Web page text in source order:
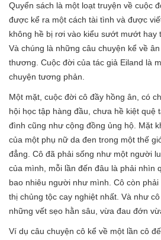
Quyển sách là một loạt truyện về cuộc
được kể ra một cách tài tình và được
không hề bị rơi vào kiểu sướt mướt hay
Và chúng là những câu chuyện kể về
thương. Cuộc đời của tác giả Eiland là
chuyện tương phản.
Một mặt, cuộc đời cô đầy hồng ân, có
hội học tập hàng đầu, chưa hề kiệt quệ
đình cũng như cộng đồng ủng hộ. Mặt
của một phụ nữ da đen trong một thế
đẳng. Cô đã phải sống như một người
của mình, mỗi lần đến đâu là phải nhìn
bao nhiêu người như mình. Cô còn
thị chủng tộc cay nghiệt nhất. Và như
những vết sẹo hằn sâu, vừa đau đớn
Ví dụ câu chuyện cô kể về một lần cô